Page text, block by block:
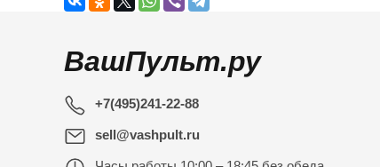
ВашПульт.ру
+7(495)241-22-88
sell@vashpult.ru